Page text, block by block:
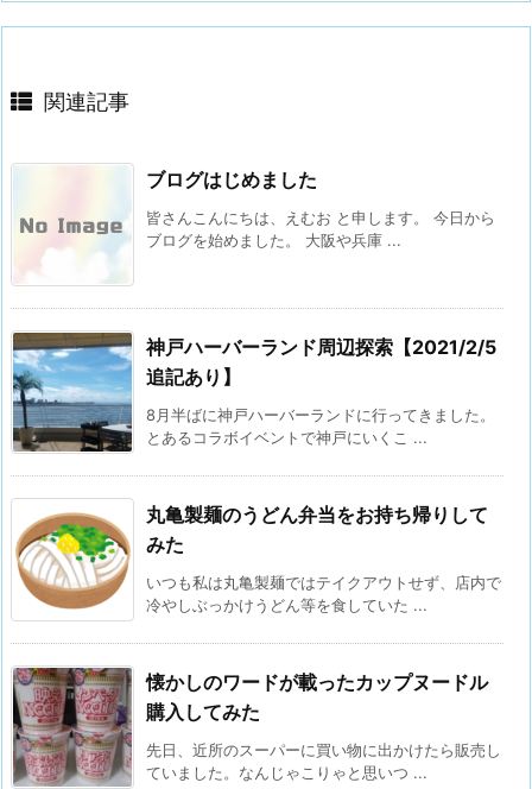
関連記事
ブログはじめました
皆さんこんにちは、えむお と申します。 今日から
ブログを始めました。 大阪や兵庫 ...
神戸ハーバーランド周辺探索【2021/2/5
追記あり】
8月半ばに神戸ハーバーランドに行ってきました。
とあるコラボイベントで神戸にいくこ ...
丸亀製麺のうどん弁当をお持ち帰りして
みた
いつも私は丸亀製麺ではテイクアウトせず、店内で
冷やしぶっかけうどん等を食していた ...
懐かしのワードが載ったカップヌードル
購入してみた
先日、近所のスーパーに買い物に出かけたら販売し
ていました。なんじゃこりゃと思いつ ...